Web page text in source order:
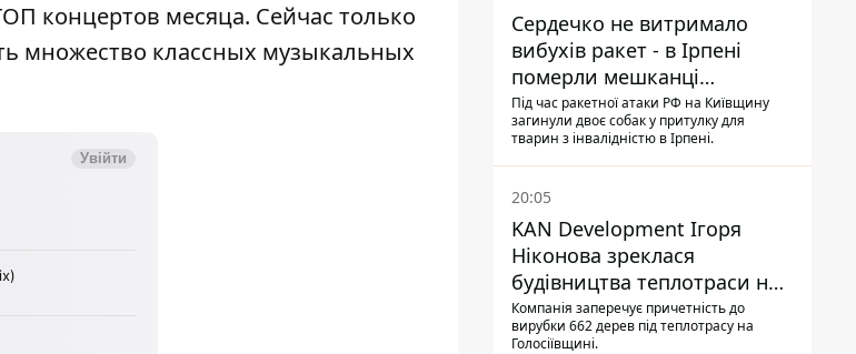
концертов месяца. Сейчас только
множество классных музыкальных
Сердечко не витримало
вибухів ракет - в Ірпені
померли мешканці
притулку для собак з
інвалідністю
Під час ракетної атаки РФ на Київщину
загинули двоє собак у притулку для
тварин з інвалідністю в Ірпені.
20:05
KAN Development Ігоря
Ніконова зреклася
будівництва теплотраси на
Теремках
Компанія заперечує причетність до
вирубки 662 дерев під теплотрасу на
Голосіївщині.